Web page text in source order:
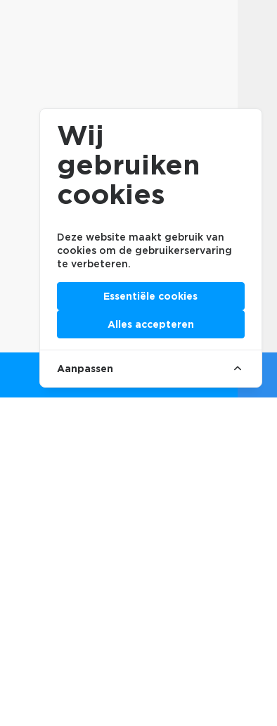
Wij
gebruiken
cookies
Deze website maakt gebruik van
cookies om de gebruikerservaring
te verbeteren.
Essentiële cookies
Alles accepteren
Aanpassen